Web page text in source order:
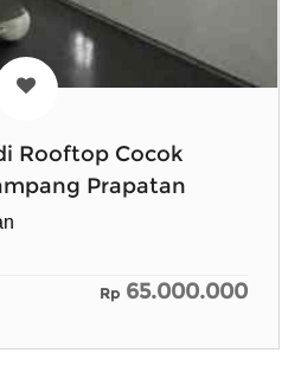
Rooftop Cocok
Prapatan
Rp 65.000.000